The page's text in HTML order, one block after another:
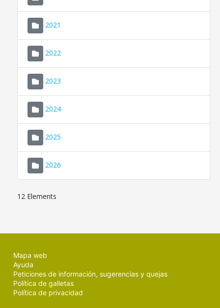
2021
2022
2023
2024
2025
2026
12 Elements
Mapa web
Ayuda
Peticiones de información, sugerencias y quejas
Política de galletas
Política de privacidad